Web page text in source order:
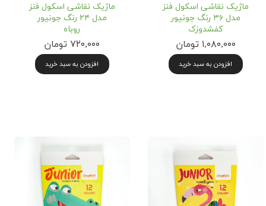
ماژیک نقاشی اسکول فنز
مدل ۳۶ رنگ جونیور
کفشدوزک
۱,۰۸۰,۰۰۰ تومان
افزودن به سبد خرید
ماژیک نقاشی اسکول فنز
مدل ۲۴ رنگ جونیور
روباه
۷۲۰,۰۰۰ تومان
افزودن به سبد خرید